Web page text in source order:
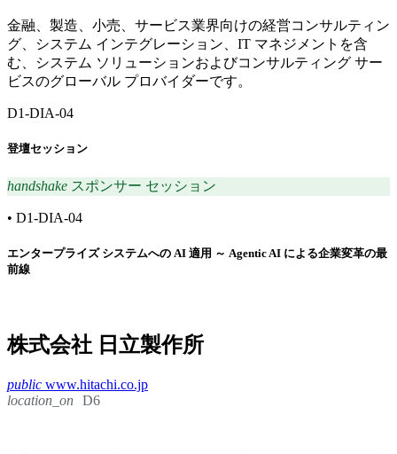
金融、製造、小売、サービス業界向けの経営コンサルティン
グ、システム インテグレーション、IT マネジメントを含
む、システム ソリューションおよびコンサルティング サー
ビスのグローバル プロバイダーです。
D1-DIA-04
登壇セッション
handshake スポンサー セッション
• D1-DIA-04
エンタープライズ システムへの AI 適用 ～ Agentic AI による企業変革の最
前線
株式会社 日立製作所
public www.hitachi.co.jp
location_on D6